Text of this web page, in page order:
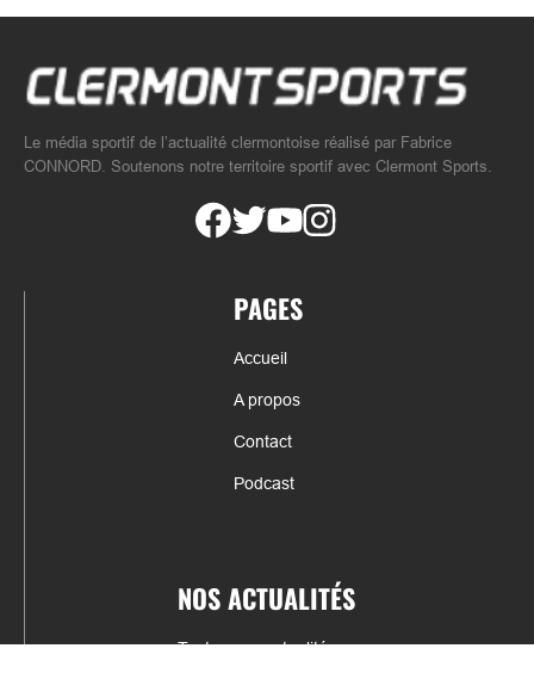
Le média sportif de l’actualité clermontoise réalisé par Fabrice
CONNORD. Soutenons notre territoire sportif avec Clermont Sports.
PAGES
Accueil
A propos
Contact
Podcast
NOS ACTUALITÉS
Toutes nos actualités